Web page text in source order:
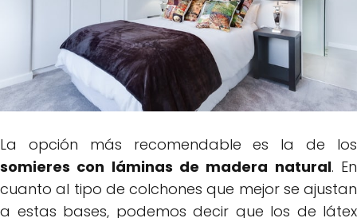
La opción más recomendable es la de los
somieres con láminas de madera natural. En
cuanto al tipo de colchones que mejor se ajustan
a estas bases, podemos decir que los de látex